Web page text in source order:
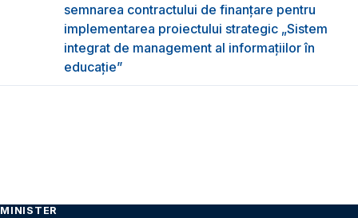
semnarea contractului de finanțare pentru
implementarea proiectului strategic „Sistem
integrat de management al informațiilor în
educație”
MINISTER